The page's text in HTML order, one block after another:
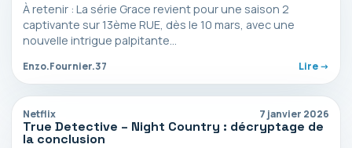
À retenir : La série Grace revient pour une saison 2
captivante sur 13ème RUE, dès le 10 mars, avec une
nouvelle intrigue palpitante…
Enzo.Fournier.37 Lire ->
Netflix 7 janvier 2026
True Detective – Night Country : décryptage de
la conclusion